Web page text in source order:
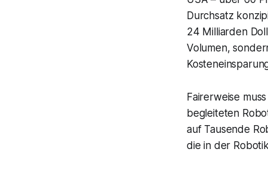
Durchsatz
24 Milliarden
Volumen,
Fairerweise
begleiteten
auf Tausende
die in der